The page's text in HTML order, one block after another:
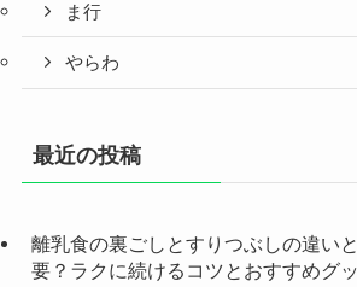
ま行
やらわ
最近の投稿
離乳食の裏ごしとすりつぶしの違い
要？ラクに続けるコツとおすすめグ